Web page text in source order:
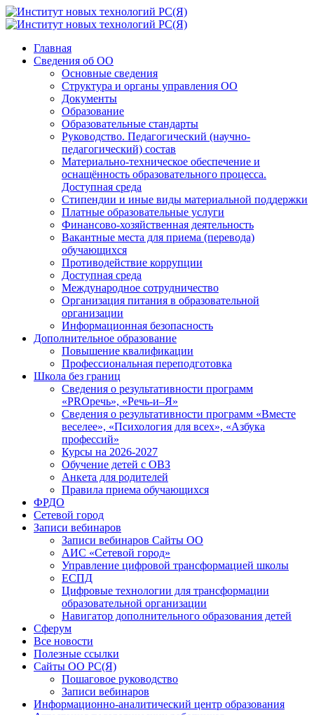
Главная
Сведения об ОО
Основные сведения
Структура и органы управления ОО
Документы
Образование
Образовательные стандарты
Руководство. Педагогический (научно-
педагогический) состав
Материально-техническое обеспечение и
оснащённость образовательного процесса.
Доступная среда
Стипендии и иные виды материальной поддержки
Платные образовательные услуги
Финансово-хозяйственная деятельность
Вакантные места для приема (перевода)
обучающихся
Противодействие коррупции
Доступная среда
Международное сотрудничество
Организация питания в образовательной
организации
Информационная безопасность
Дополнительное образование
Повышение квалификации
Профессиональная переподготовка
Школа без границ
Сведения о результативности программ
«PROречь», «Речь-и–Я»
Сведения о результативности программ «Вместе
веселее», «Психология для всех», «Азбука
профессий»
Курсы на 2026-2027
Обучение детей с ОВЗ
Анкета для родителей
Правила приема обучающихся
ФРДО
Сетевой город
Записи вебинаров
Записи вебинаров Сайты ОО
АИС «Сетевой город»
Управление цифровой трансформацией школы
ЕСПД
Цифровые технологии для трансформации
образовательной организации
Навигатор дополнительного образования детей
Сферум
Все новости
Полезные ссылки
Сайты ОО РС(Я)
Пошаговое руководство
Записи вебинаров
Информационно-аналитический центр образования